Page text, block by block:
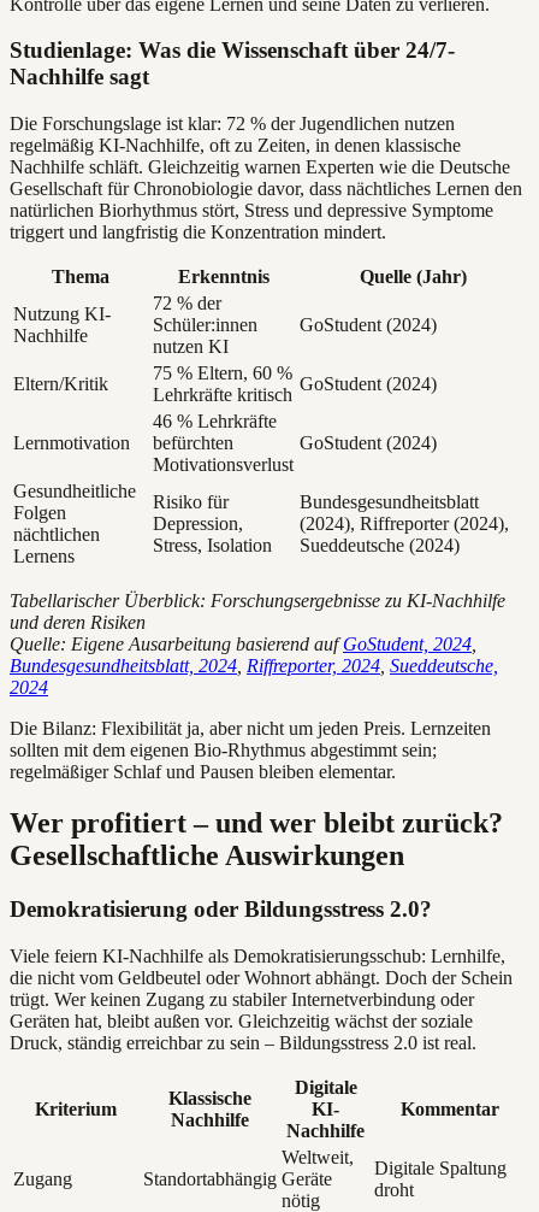
Studienlage: Was die Wissenschaft über 24/7-
Nachhilfe sagt
Die Forschungslage ist klar: 72 % der Jugendlichen nutzen
regelmäßig KI-Nachhilfe, oft zu Zeiten, in denen klassische
Nachhilfe schläft. Gleichzeitig warnen Experten wie die Deutsche
Gesellschaft für Chronobiologie davor, dass nächtliches Lernen den
natürlichen Biorhythmus stört, Stress und depressive Symptome
triggert und langfristig die Konzentration mindert.
Thema Erkenntnis
Quelle (Jahr)
Nutzung KI-
Nachhilfe
72 % der
Schüler:innen
nutzen KI
GoStudent (2024)
Eltern/Kritik
75 % Eltern, 60 %
Lehrkräfte kritisch
GoStudent (2024)
Lernmotivation
46 % Lehrkräfte
befürchten
Motivationsverlust
GoStudent (2024)
Gesundheitliche
Folgen
nächtlichen
Lernens
Risiko für
Depression,
Stress, Isolation
Bundesgesundheitsblatt
(2024), Riffreporter (2024),
Sueddeutsche (2024)
Tabellarischer Überblick: Forschungsergebnisse zu KI-Nachhilfe
und deren Risiken
Quelle: Eigene Ausarbeitung basierend aufGoStudent, 2024
Bundesgesundheitsblatt, 2024 Riffreporter, 2024 Sueddeutsche,
2024
Die Bilanz: Flexibilität ja, aber nicht um jeden Preis. Lernzeiten
sollten mit dem eigenen Bio-Rhythmus abgestimmt sein;
regelmäßiger Schlaf und Pausen bleiben elementar.
Wer profitiert – und wer bleibt zurück?
Gesellschaftliche Auswirkungen
Demokratisierung oder Bildungsstress 2.0?
Viele feiern KI-Nachhilfe als Demokratisierungsschub: Lernhilfe,
die nicht vom Geldbeutel oder Wohnort abhängt. Doch der Schein
trügt. Wer keinen Zugang zu stabiler Internetverbindung oder
Geräten hat, bleibt außen vor. Gleichzeitig wächst der soziale
Druck, ständig erreichbar zu sein – Bildungsstress 2.0 ist real.
Kriterium
Klassische
Nachhilfe
Digitale
KI-
Nachhilfe
Kommentar
Zugang Standortabhängig
Weltweit,
Geräte
nötig
Digitale Spaltung
droht